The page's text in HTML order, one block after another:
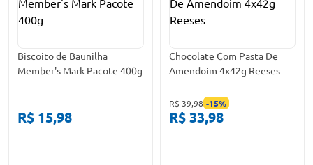
Biscoito de Baunilha
Member's Mark Pacote 400g
R$ 15,98
Chocolate Com Pasta De
Amendoim 4x42g Reeses
R$ 39,98 -15%
R$ 33,98